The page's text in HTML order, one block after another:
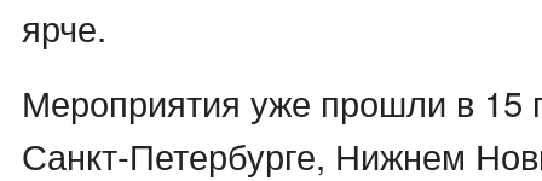
ярче.
Мероприятия уже прошли в 15
Санкт-Петербурге, Нижнем